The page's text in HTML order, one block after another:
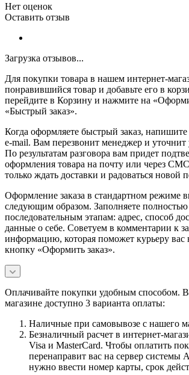
Нет оценок
Оставить отзыв
Загрузка отзывов...
Для покупки товара в нашем интернет-
понравившийся товар и добавьте его в
перейдите в Корзину и нажмите на
«Быстрый заказ».
Когда оформляете быстрый заказ,
e-mail. Вам перезвонит менеджер и уточнит
По результатам разговора вам придет
оформления товара на почту или через
только ждать доставки и радоваться новой
Оформление заказа в стандартном режиме
следующим образом. Заполняете
последовательным этапам: адрес, способ
данные о себе. Советуем в комментарии к
информацию, которая поможет курьеру
кнопку «Оформить заказ».
Оплачивайте покупки удобным способом.
магазине доступно 3 варианта оплаты:
Наличные при самовывозе с нашего
Безналичный расчет в интернет-
Visa и MasterCard. Чтобы оплатить
перенаправит вас на сервер системы
нужно ввести номер карты, срок